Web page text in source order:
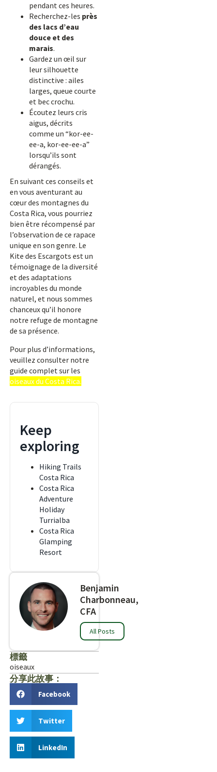
pendant ces heures.
Recherchez-les près
des lacs d’eau
douce et des
marais.
Gardez un œil sur
leur silhouette
distinctive : ailes
larges, queue courte
et bec crochu.
Écoutez leurs cris
aigus, décrits
comme un “kor-ee-
ee-a, kor-ee-ee-a”
lorsqu’ils sont
dérangés.
En suivant ces conseils et
en vous aventurant au
cœur des montagnes du
Costa Rica, vous pourriez
bien être récompensé par
l’observation de ce rapace
unique en son genre. Le
Kite des Escargots est un
témoignage de la diversité
et des adaptations
incroyables du monde
naturel, et nous sommes
chanceux qu’il honore
notre refuge de montagne
de sa présence.
Pour plus d’informations,
veuillez consulter notre
guide complet sur les
oiseaux du Costa Rica.
Keep
exploring
Hiking Trails
Costa Rica
Costa Rica
Adventure
Holiday
Turrialba
Costa Rica
Glamping
Resort
Benjamin
Charbonneau,
CFA
All Posts
標籤
oiseaux
分享此故事：
Facebook
Twitter
LinkedIn